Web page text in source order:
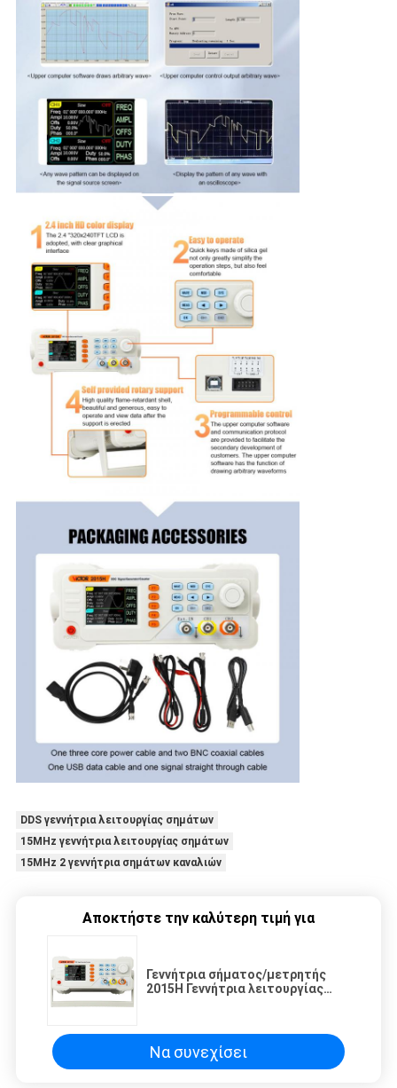
DDS γεννήτρια λειτουργίας σημάτων
15MHz γεννήτρια λειτουργίας σημάτων
15MHz 2 γεννήτρια σημάτων καναλιών
Αποκτήστε την καλύτερη τιμή για
Γεννήτρια σήματος/μετρητής
2015H Γεννήτρια λειτουργίας
συχνότητας κυματομορφών
Να συνεχίσει